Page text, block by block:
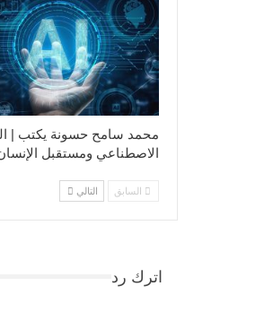
محمد سامح حسونة يكتب |
الاصطناعي ومستقبل
السابق التالي
اترك رد